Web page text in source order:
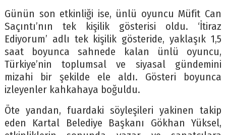
Günün son etkinliği ise, ünlü oyuncu Müfit Can
Saçıntı’nın tek kişilik gösterisi oldu. ‘İtiraz
Ediyorum’ adlı tek kişilik gösteride, yaklaşık 1,5
saat boyunca sahnede kalan ünlü oyuncu,
Türkiye’nin toplumsal ve siyasal gündemini
mizahi bir şekilde ele aldı. Gösteri boyunca
izleyenler kahkahaya boğuldu.
Öte yandan, fuardaki söyleşileri yakinen takip
eden Kartal Belediye Başkanı Gökhan Yüksel,